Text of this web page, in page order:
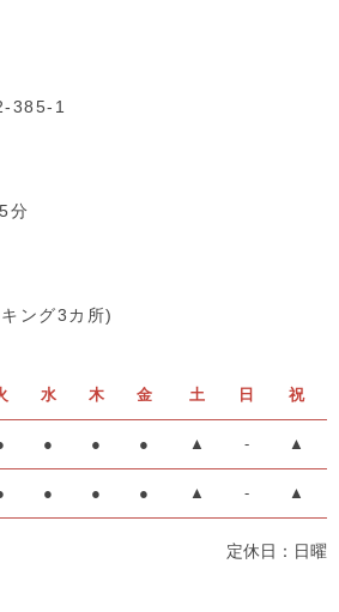
385-1
分
ング3カ所)
水 木 金 土 日 祝
● ● ● ▲ - ▲
● ● ● ▲ - ▲
定休日：日曜